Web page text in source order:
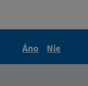
Áno
Nie